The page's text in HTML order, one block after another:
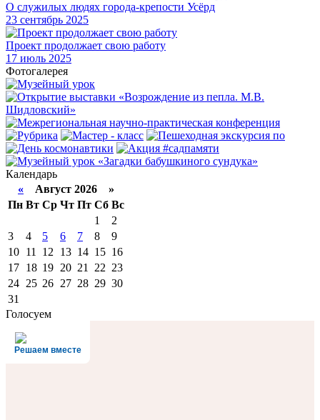
О служилых людях города-крепости Усёрд
23 сентябрь 2025
Проект продолжает свою работу
17 июль 2025
Фотогалерея
Календарь
« Август 2026 »
Пн Вт Ср Чт Пт Сб Вс
1
2
3
4 5 6 7 8
9
10 11 12 13 14 15 16
17 18 19 20 21 22 23
24 25 26 27 28 29 30
31
Голосуем
Решаем вместе